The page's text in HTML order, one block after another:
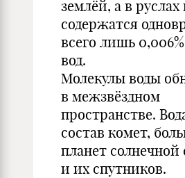
землёй, а в руслах
содержатся
всего лишь
вод.
Молекулы воды
в межзвёздном
пространстве.
состав комет,
планет
и их спутников.